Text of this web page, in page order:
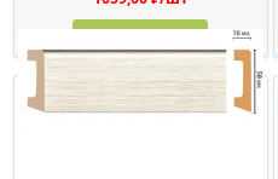
Купить